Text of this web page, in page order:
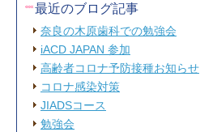
最近のブログ記事
奈良の木原歯科での勉強会
iACD JAPAN 参加
高齢者コロナ予防接種お知らせ
コロナ感染対策
JIADSコース
勉強会